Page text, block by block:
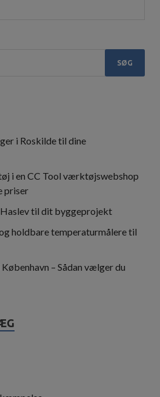
i Roskilde til dine
i en CC Tool værktøjswebshop
priser
til dit byggeprojekt
holdbare temperaturmålere til
– Sådan vælger du